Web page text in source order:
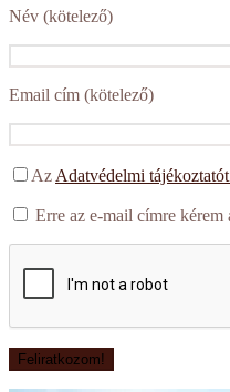
Név (kötelező)
Email cím (kötelező)
Az Adatvédelmi
Erre az e-mail címre